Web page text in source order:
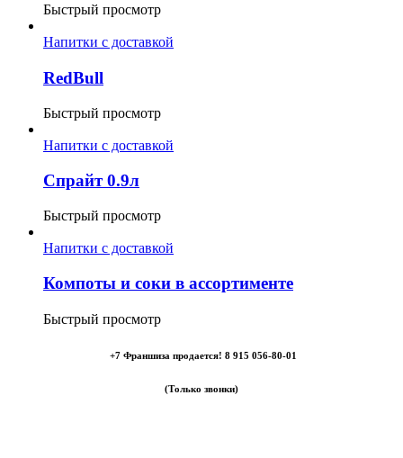
Быстрый просмотр
Напитки с доставкой
RedBull
Быстрый просмотр
Напитки с доставкой
Спрайт 0.9л
Быстрый просмотр
Напитки с доставкой
Компоты и соки в ассортименте
Быстрый просмотр
+7 Франшиза продается! 8 915 056-80-01
(Только звонки)